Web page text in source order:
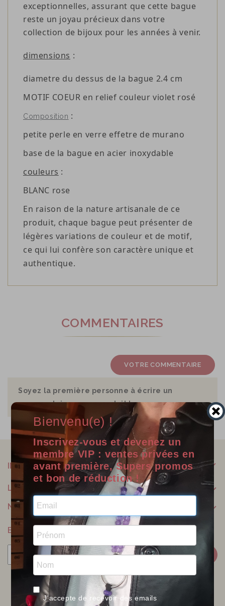
exceptionnelles, assurant que cette bague
reste un joyau précieux dans votre
collection de bijoux pour les années à venir.
dimensions :
diametre du dessus de la bague 2.4 cm
MOTIF COEUR en relief couleur violet rosé
Composition :
petite perle en verre effetre de murano
base de la bague en acier inoxydable
couleurs :
BLANC rose
En raison de la nature artisanale de ce
produit, chaque bague peut présenter de
légères variations de couleur et de motif,
ce qui lui confère son caractère unique et
authentique.
COMMENTAIRES
VOTRE COMMENTAIRE
Soyez la première personne à écrire un
commentaire sur ce produit !
INFORMATIONS
LILOO CRÉATIONS
NOTRE SOCIÉTÉ
BULLETIN
Facebook Twitter
Bienvenu(e) !
Inscrivez-vous et devenez un
membre VIP : ventes privées en
avant première, Supers promos
et bon de réduction !
J'accepte de recevoir des emails